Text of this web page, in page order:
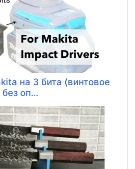
на 3 бита (винтовое
оп...